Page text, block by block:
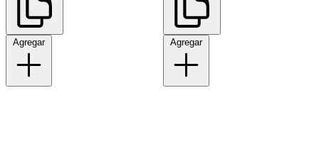
Agregar Agregar